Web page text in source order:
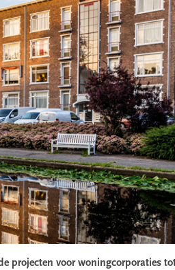
projecten voor woningcorporaties